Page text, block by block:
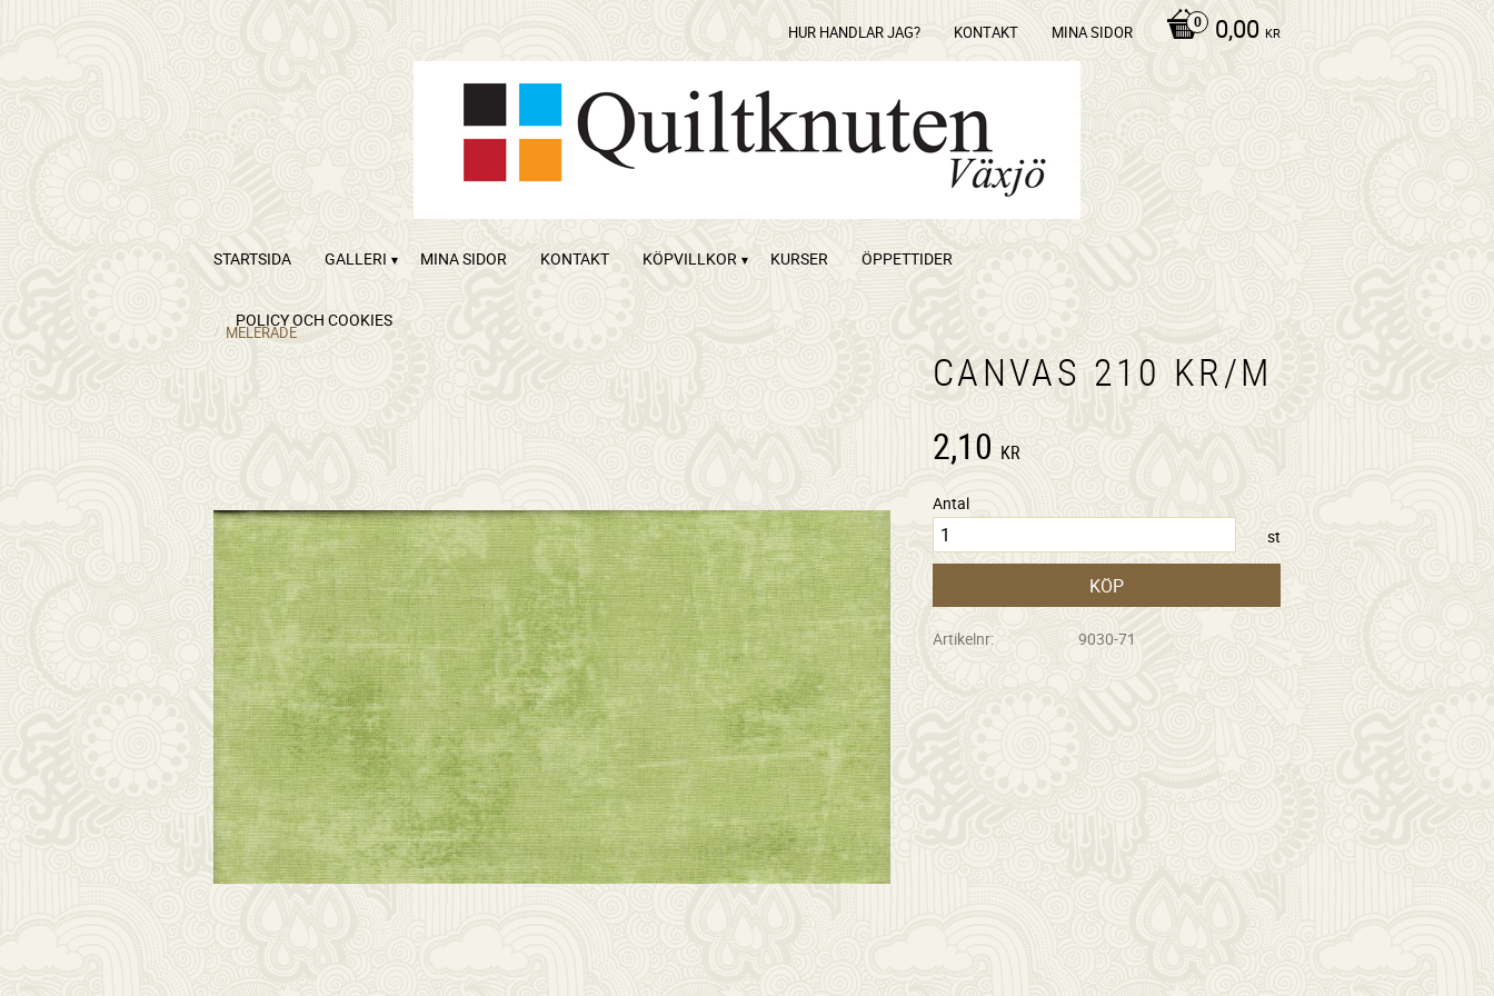
0,00 KR
HUR HANDLAR JAG? KONTAKT MINA SIDOR
STARTSIDA GALLERI MINA SIDOR KONTAKT KÖPVILLKOR KURSER ÖPPETTIDER
POLICY OCH COOKIES
MELERADE
CANVAS 210 KR/M
2,10 KR
Antal
st
KÖP
Artikelnr 9030-71